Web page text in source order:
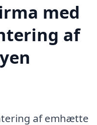
med
af
af emhætte